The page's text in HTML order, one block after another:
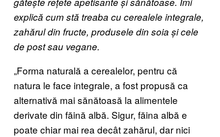
explică cum stă treaba cu cerealele integrale,
zahărul din fructe, produsele din soia și cele
de post sau vegane.
„Forma naturală a cerealelor, pentru că
natura le face integrale, a fost propusă ca
alternativă mai sănătoasă la alimentele
derivate din făină albă. Sigur, făina albă e
poate chiar mai rea decât zahărul, dar nici